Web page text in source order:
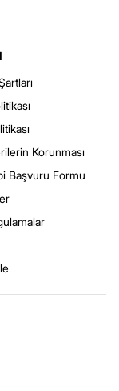
Korunması
Başvuru Formu